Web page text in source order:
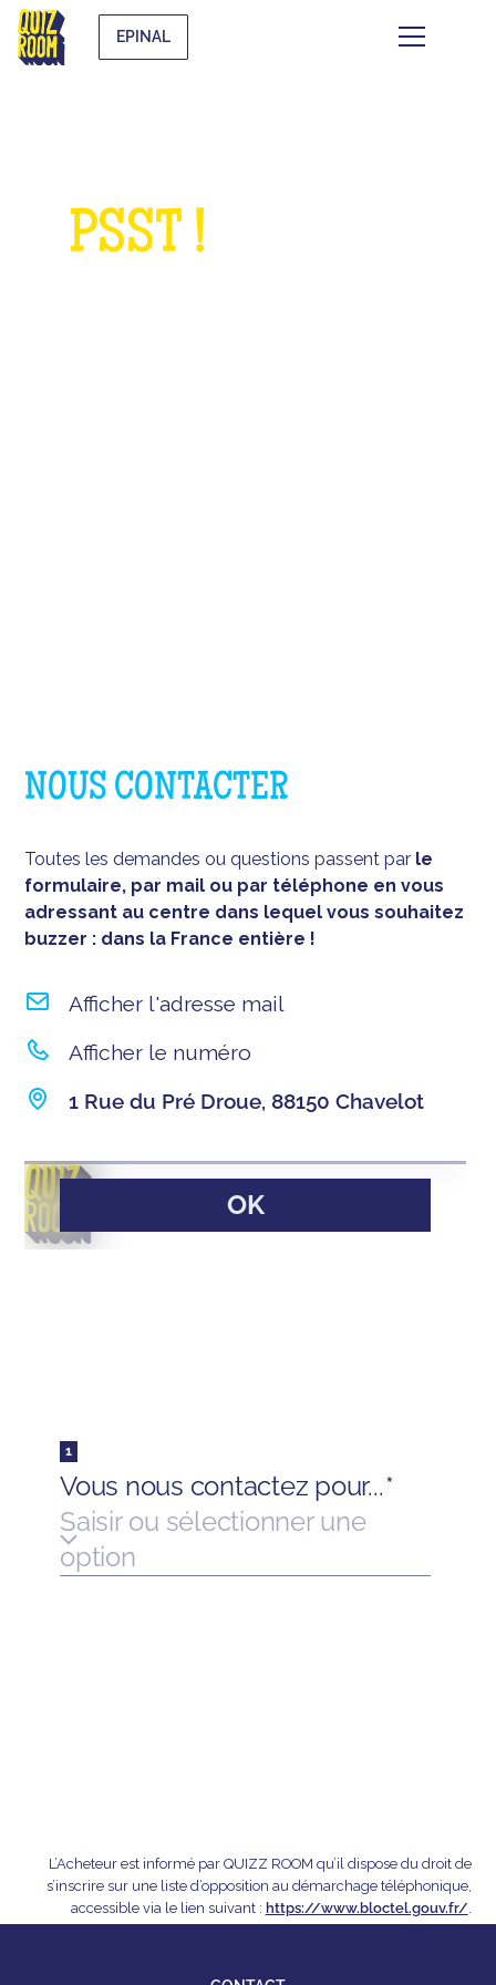
EPINAL
PSST !
NOUS CONTACTER
Toutes les demandes ou questions passent par le
formulaire, par mail ou par téléphone en vous
adressant au centre dans lequel vous souhaitez
buzzer : dans la France entière !
Afficher l'adresse mail
Afficher le numéro
1 Rue du Pré Droue, 88150 Chavelot
L’Acheteur est informé par QUIZZ ROOM qu’il dispose du droit de
s’inscrire sur une liste d’opposition au démarchage téléphonique,
accessible via le lien suivant : https://www.bloctel.gouv.fr/